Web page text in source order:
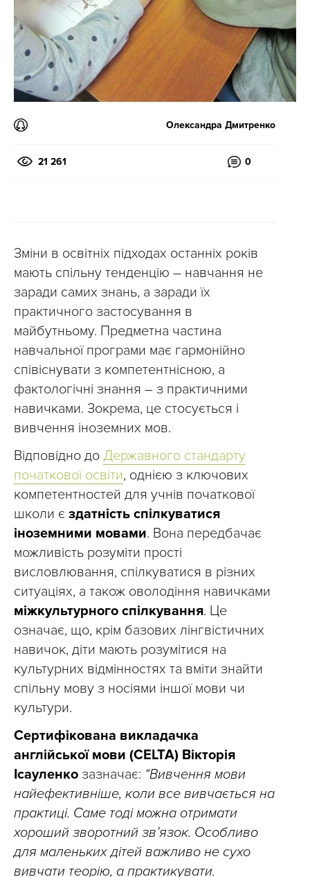
Олександра Дмитренко
21 261 0
Зміни в освітніх підходах останніх років
мають спільну тенденцію – навчання не
заради самих знань, а заради їх
практичного застосування в
майбутньому. Предметна частина
навчальної програми має гармонійно
співіснувати з компетентнісною, а
фактологічні знання – з практичними
навичками. Зокрема, це стосується і
вивчення іноземних мов.
Відповідно до Державного стандарту
початкової освіти, однією з ключових
компетентностей для учнів початкової
школи є здатність спілкуватися
іноземними мовами. Вона передбачає
можливість розуміти прості
висловлювання, спілкуватися в різних
ситуаціях, а також оволодіння навичками
міжкультурного спілкування. Це
означає, що, крім базових лінгвістичних
навичок, діти мають розумітися на
культурних відмінностях та вміти знайти
спільну мову з носіями іншої мови чи
культури.
Сертифікована викладачка
англійської мови (CELTA) Вікторія
Ісауленко зазначає: “Вивчення мови
найефективніше, коли все вивчається на
практиці. Саме тоді можна отримати
хороший зворотний зв’язок. Особливо
для маленьких дітей важливо не сухо
вивчати теорію, а практикувати.